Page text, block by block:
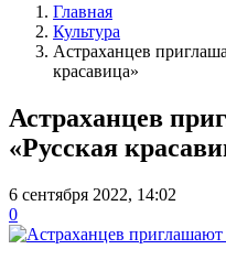
Главная
Культура
Астраханцев
красавица»
Астраханцев
«Русская
6 сентября 2022, 14:02
0